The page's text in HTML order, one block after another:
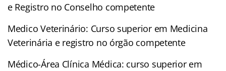
e Registro no Conselho competente
Medico Veterinário: Curso superior em Medicina
Veterinária e registro no órgão competente
Médico-Área Clínica Médica: curso superior em